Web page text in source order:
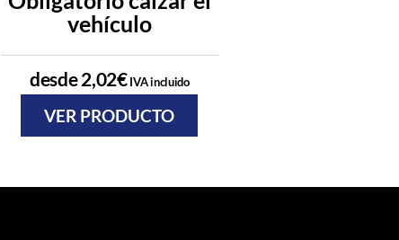
vehículo
desde2,02€IVA incluido
VER PRODUCTO